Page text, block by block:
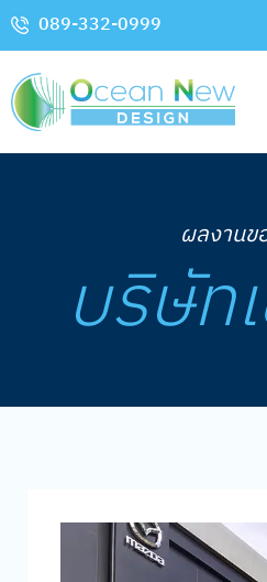
089-332-0999
ผลงานข
บริษัท